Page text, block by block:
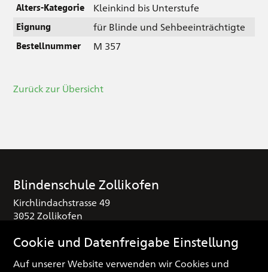
Alters-Kategorie Kleinkind bis Unterstufe
Eignung für Blinde und Sehbeeinträchtigte
Bestellnummer M 357
Zurück zur Übersicht
Blindenschule Zollikofen
Kirchlindachstrasse 49
3052 Zollikofen
sekretariat
blindenschule.ch
Cookie und Datenfreigabe Einstellung
Auf unserer Website verwenden wir Cookies und